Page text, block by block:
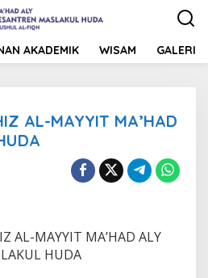
AKADEMIK WISAM GALERI
AL-MAYYIT MA’HAD
AL-MAYYIT MA’HAD ALY
HUDA